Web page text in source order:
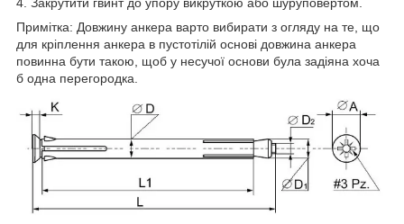
Примітка: Довжину анкера варто вибирати з огляду на те, що
для кріплення анкера в пустотілій основі довжина анкера
повинна бути такою, щоб у несучої основи була задіяна хоча
б одна перегородка.